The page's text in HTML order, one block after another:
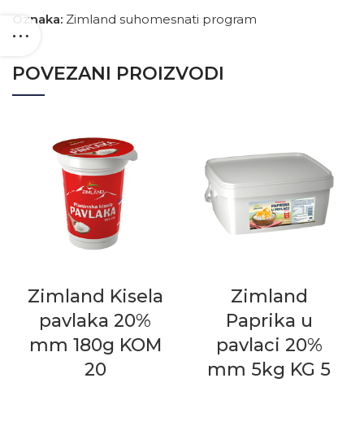
Oznaka: Zimland suhomesnati program
POVEZANI PROIZVODI
Zimland Kisela
pavlaka 20%
mm 180g KOM
20
Zimland
Paprika u
pavlaci 20%
mm 5kg KG 5